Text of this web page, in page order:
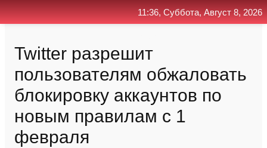
Twitter разрешит
пользователям обжаловать
блокировку аккаунтов по
новым правилам с 1
февраля
11:36, Суббота, Август 8, 2026